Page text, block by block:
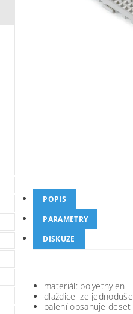
POPIS
PARAMETRY
DISKUZE
materiál: polyethylen
dlaždice lze
balení obsahuje deset